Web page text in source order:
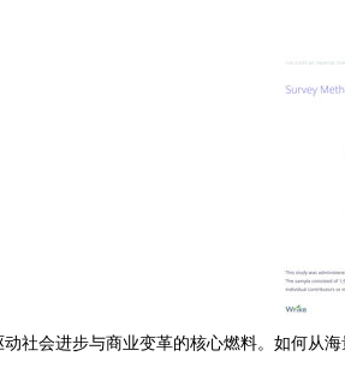
社会进步与商业变革的核心燃料。如何从